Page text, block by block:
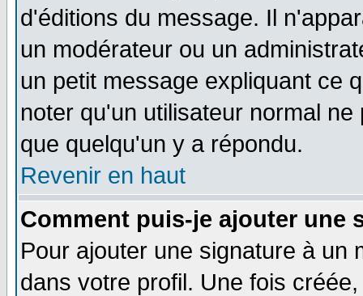
d'éditions du message. Il
un modérateur ou un
un petit message expliquant ce
noter qu'un utilisateur normal
que quelqu'un y a répondu.
Revenir en haut
Comment puis-je ajouter une
Pour ajouter une signature à un
dans votre profil. Une fois